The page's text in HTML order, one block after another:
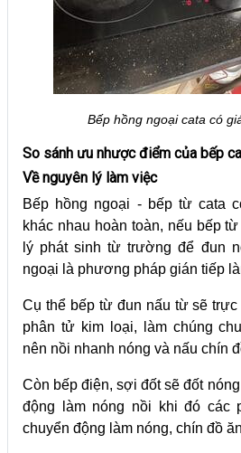
Bếp hồng ngoại cata có
So sánh ưu nhược điểm của bếp
Về nguyên lý làm việc
Bếp hồng ngoại - bếp từ cata
khác nhau hoàn toàn, nếu bếp
lý phát sinh từ trường để đun
ngoại là phương pháp gián tiếp
Cụ thể bếp từ đun nấu từ sẽ
phân tử kim loại, làm chúng
nên nồi nhanh nóng và nấu chín
Còn bếp điện, sợi đốt sẽ đốt
động làm nóng nồi khi đó các
chuyển động làm nóng, chín đồ